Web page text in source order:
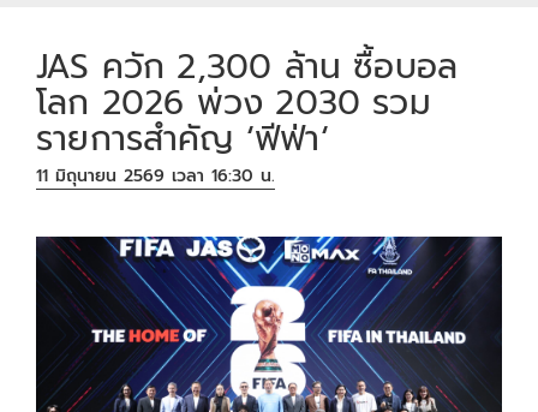
JAS ควัก 2,300 ล้าน ซื้อบอล
โลก 2026 พ่วง 2030 รวม
รายการสำคัญ ‘ฟีฟ่า‘
11 มิถุนายน 2569 เวลา 16:30 น.